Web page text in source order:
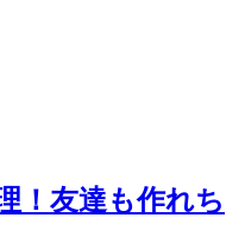
！友達も作れち